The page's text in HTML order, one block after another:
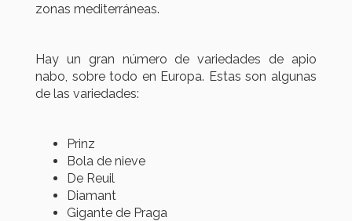
zonas mediterráneas.
Hay un gran número de variedades de apio
nabo, sobre todo en Europa. Estas son algunas
de las variedades:
Prinz
Bola de nieve
De Reuil
Diamant
Gigante de Praga